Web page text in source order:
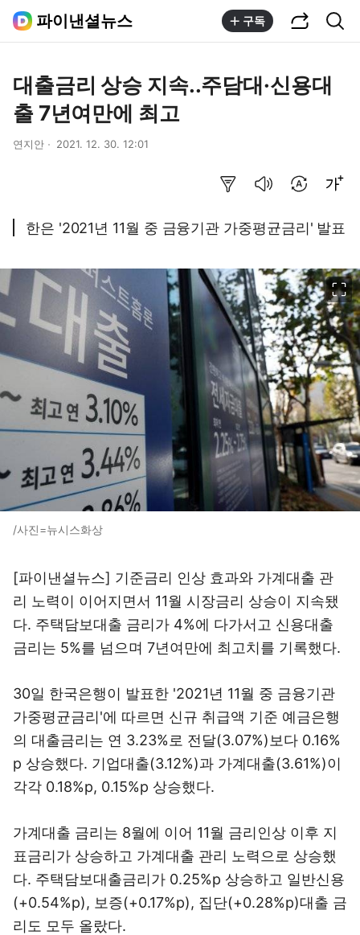
파이낸셜뉴스 구독
대출금리 상승 지속..주담대·신용대
출 7년여만에 최고
연지안 2021. 12. 30. 12:01
한은 '2021년 11월 중 금융기관 가중평균금리' 발표
/사진=뉴시스화상
[파이낸셜뉴스] 기준금리 인상 효과와 가계대출 관
리 노력이 이어지면서 11월 시장금리 상승이 지속됐
다. 주택담보대출 금리가 4%에 다가서고 신용대출
금리는 5%를 넘으며 7년여만에 최고치를 기록했다.
30일 한국은행이 발표한 '2021년 11월 중 금융기관
가중평균금리'에 따르면 신규 취급액 기준 예금은행
의 대출금리는 연 3.23%로 전달(3.07%)보다 0.16%
p 상승했다. 기업대출(3.12%)과 가계대출(3.61%)이
각각 0.18%p, 0.15%p 상승했다.
가계대출 금리는 8월에 이어 11월 금리인상 이후 지
표금리가 상승하고 가계대출 관리 노력으로 상승했
다. 주택담보대출금리가 0.25%p 상승하고 일반신용
(+0.54%p), 보증(+0.17%p), 집단(+0.28%p)대출 금
리도 모두 올랐다.